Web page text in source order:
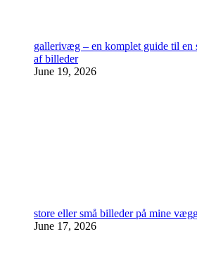
gallerivæg – en komplet guide til
af billeder
June 19, 2026
store eller små billeder på mine
June 17, 2026